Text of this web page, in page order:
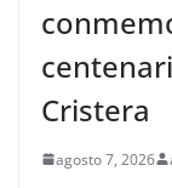
Cristera
agosto 7, 2026